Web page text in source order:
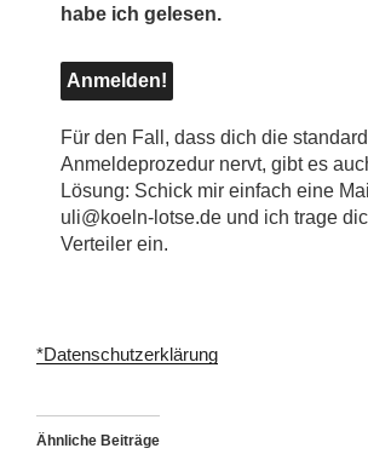
habe ich gelesen.
Für den Fall, dass dich die
Anmeldeprozedur nervt, gibt es
Lösung: Schick mir einfach eine
uli@koeln-lotse.de und ich trage
Verteiler ein.
*Datenschutzerklärung
Ähnliche Beiträge